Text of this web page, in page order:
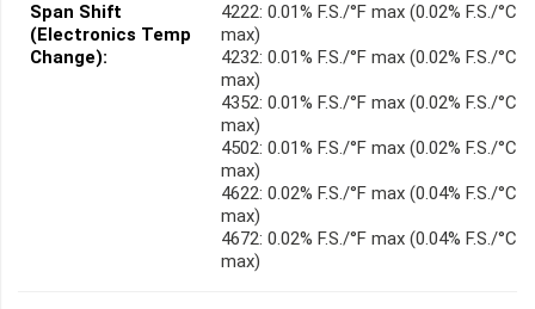
Span Shift
(Electronics Temp
Change):
4222: 0.01% F.S./°F max (0.02% F.S./°C
max)
4232: 0.01% F.S./°F max (0.02% F.S./°C
max)
4352: 0.01% F.S./°F max (0.02% F.S./°C
max)
4502: 0.01% F.S./°F max (0.02% F.S./°C
max)
4622: 0.02% F.S./°F max (0.04% F.S./°C
max)
4672: 0.02% F.S./°F max (0.04% F.S./°C
max)